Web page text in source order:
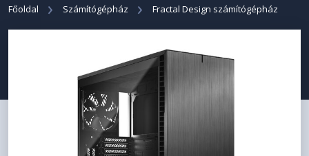
Főoldal Számítógépház Fractal Design számítógépház